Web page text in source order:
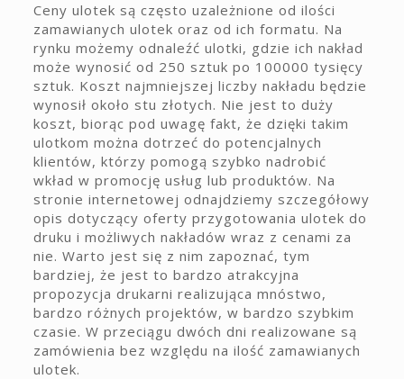
Ceny ulotek są często uzależnione od ilości
zamawianych ulotek oraz od ich formatu. Na
rynku możemy odnaleźć ulotki, gdzie ich nakład
może wynosić od 250 sztuk po 100000 tysięcy
sztuk. Koszt najmniejszej liczby nakładu będzie
wynosił około stu złotych. Nie jest to duży
koszt, biorąc pod uwagę fakt, że dzięki takim
ulotkom można dotrzeć do potencjalnych
klientów, którzy pomogą szybko nadrobić
wkład w promocję usług lub produktów. Na
stronie internetowej odnajdziemy szczegółowy
opis dotyczący oferty przygotowania ulotek do
druku i możliwych nakładów wraz z cenami za
nie. Warto jest się z nim zapoznać, tym
bardziej, że jest to bardzo atrakcyjna
propozycja drukarni realizująca mnóstwo,
bardzo różnych projektów, w bardzo szybkim
czasie. W przeciągu dwóch dni realizowane są
zamówienia bez względu na ilość zamawianych
ulotek.